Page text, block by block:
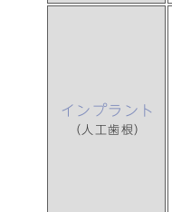
インプラント
（人工歯根）